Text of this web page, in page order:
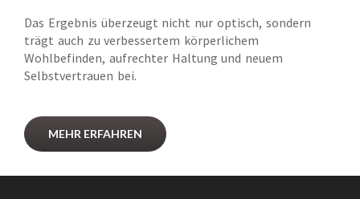
Das Ergebnis überzeugt nicht nur optisch, sondern
trägt auch zu verbessertem körperlichem
Wohlbefinden, aufrechter Haltung und neuem
Selbstvertrauen bei.
MEHR ERFAHREN